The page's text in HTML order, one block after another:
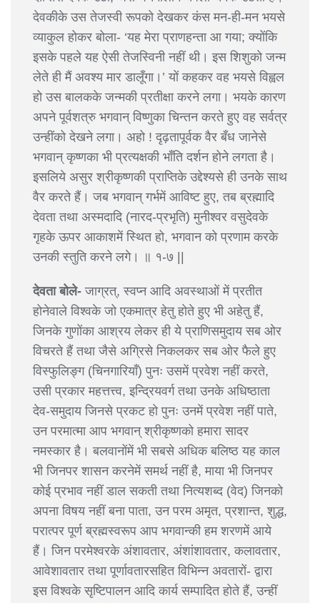
देवकीके उस तेजस्वी रूपको देखकर कंस मन-ही-मन भयसे
व्याकुल होकर बोला- ‘यह मेरा प्राणहन्ता आ गया; क्योंकि
इसके पहले यह ऐसी तेजस्विनी नहीं थी। इस शिशुको जन्म
लेते ही मैं अवश्य मार डालूँगा।’ यों कहकर वह भयसे विह्वल
हो उस बालकके जन्मकी प्रतीक्षा करने लगा। भयके कारण
अपने पूर्वशत्रु भगवान् विष्णुका चिन्तन करते हुए वह सर्वत्र
उन्हींको देखने लगा। अहो ! दृढ़तापूर्वक वैर बँध जानेसे
भगवान् कृष्णका भी प्रत्यक्षकी भाँति दर्शन होने लगता है।
इसलिये असुर श्रीकृष्णकी प्राप्तिके उद्देश्यसे ही उनके साथ
वैर करते हैं। जब भगवान् गर्भमें आविष्ट हुए, तब ब्रह्मादि
देवता तथा अस्मदादि (नारद-प्रभृति) मुनीश्वर वसुदेवके
गृहके ऊपर आकाशमें स्थित हो, भगवान को प्रणाम करके
उनकी स्तुति करने लगे। ॥ १-७ ||
देवता बोले- जाग्रत्, स्वप्न आदि अवस्थाओं में प्रतीत
होनेवाले विश्वके जो एकमात्र हेतु होते हुए भी अहेतु हैं,
जिनके गुणोंका आश्रय लेकर ही ये प्राणिसमुदाय सब ओर
विचरते हैं तथा जैसे अग्रिसे निकलकर सब ओर फैले हुए
विस्फुलिङ्ग (चिनगारियाँ) पुनः उसमें प्रवेश नहीं करते,
उसी प्रकार महत्तत्त्व, इन्द्रियवर्ग तथा उनके अधिष्ठाता
देव-समुदाय जिनसे प्रकट हो पुनः उनमें प्रवेश नहीं पाते,
उन परमात्मा आप भगवान् श्रीकृष्णको हमारा सादर
नमस्कार है। बलवानोंमें भी सबसे अधिक बलिष्ठ यह काल
भी जिनपर शासन करनेमें समर्थ नहीं है, माया भी जिनपर
कोई प्रभाव नहीं डाल सकती तथा नित्यशब्द (वेद) जिनको
अपना विषय नहीं बना पाता, उन परम अमृत, प्रशान्त, शुद्ध,
परात्पर पूर्ण ब्रह्मस्वरूप आप भगवान्की हम शरणमें आये
हैं। जिन परमेश्वरके अंशावतार, अंशांशावतार, कलावतार,
आवेशावतार तथा पूर्णावतारसहित विभिन्न अवतारों- द्वारा
इस विश्वके सृष्टिपालन आदि कार्य सम्पादित होते हैं, उन्हीं